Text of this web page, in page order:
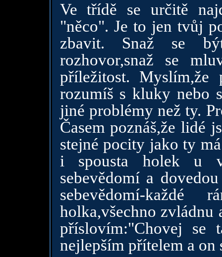
Ve třídě se určitě
"něco". Je to jen tvůj
zbavit. Snaž se
rozhovor,snaž se
příležitost. Myslím,že
rozumíš s kluky nebo
jiné problémy než ty.
Časem poznáš,že lidé
stejné pocity jako ty
i spousta holek u
sebevědomí a
sebevědomí-
holka,všechno
příslovím:"Chovej se
nejlepším přítelem a on